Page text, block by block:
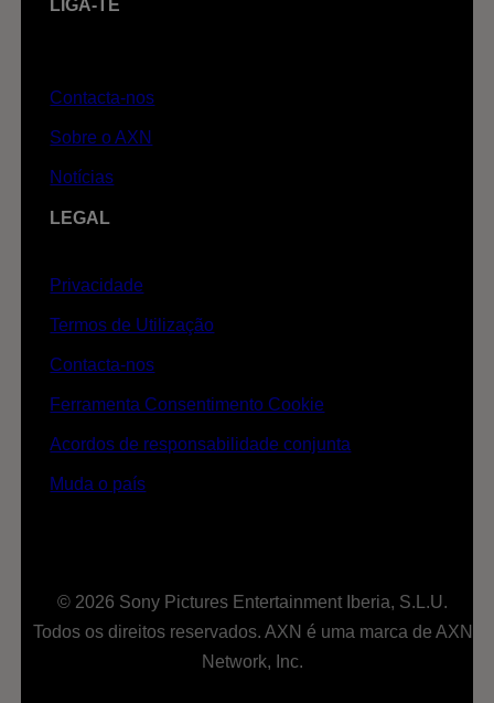
LIGA-TE
Contacta-nos
Sobre o AXN
Notícias
LEGAL
Privacidade
Termos de Utilização
Contacta-nos
Ferramenta Consentimento Cookie
Acordos de responsabilidade conjunta
Muda o país
© 2026 Sony Pictures Entertainment Iberia, S.L.U.
Todos os direitos reservados. AXN é uma marca de AXN
Network, Inc.